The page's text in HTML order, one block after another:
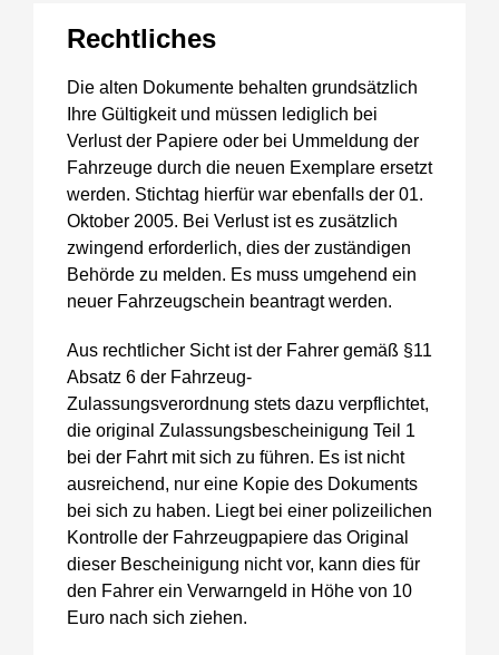
Rechtliches
Die alten Dokumente behalten grundsätzlich
Ihre Gültigkeit und müssen lediglich bei
Verlust der Papiere oder bei Ummeldung der
Fahrzeuge durch die neuen Exemplare ersetzt
werden. Stichtag hierfür war ebenfalls der 01.
Oktober 2005. Bei Verlust ist es zusätzlich
zwingend erforderlich, dies der zuständigen
Behörde zu melden. Es muss umgehend ein
neuer Fahrzeugschein beantragt werden.
Aus rechtlicher Sicht ist der Fahrer gemäß §11
Absatz 6 der Fahrzeug-
Zulassungsverordnung stets dazu verpflichtet,
die original Zulassungsbescheinigung Teil 1
bei der Fahrt mit sich zu führen. Es ist nicht
ausreichend, nur eine Kopie des Dokuments
bei sich zu haben. Liegt bei einer polizeilichen
Kontrolle der Fahrzeugpapiere das Original
dieser Bescheinigung nicht vor, kann dies für
den Fahrer ein Verwarngeld in Höhe von 10
Euro nach sich ziehen.